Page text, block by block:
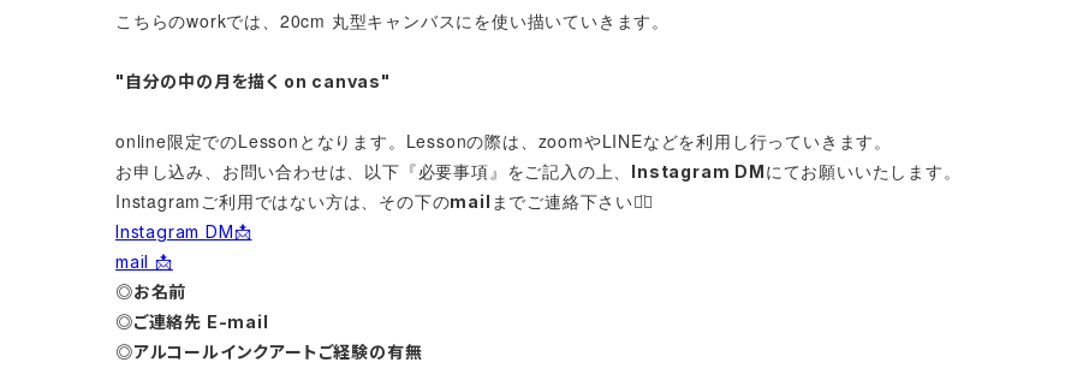
こちらのworkでは、20cm 丸型キャンバスにを使い描いていきます。
"自分の中の月を描く on canvas"
online限定でのLessonとなります。Lessonの際は、zoomやLINEなどを利用し行っていきます。
お申し込み、お問い合わせは、以下『必要事項』をご記入の上、
Instagram DMにてお願いいたします。
Instagramご利用ではない方は、その下のmail までご連絡下さい◡̈⃝
Instagram DM📩
mail 📩
◎お名前
◎ご連絡先 E-mail
◎アルコールインクアートご経験の有無